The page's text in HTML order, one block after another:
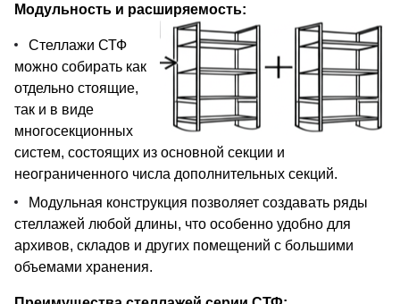
Модульность и расширяемость:
Стеллажи СТФ
можно собирать как
отдельно стоящие,
так и в виде
многосекционных
систем, состоящих из основной секции и
неограниченного числа дополнительных секций.
Модульная конструкция позволяет создавать ряды
стеллажей любой длины, что особенно удобно для
архивов, складов и других помещений с большими
объемами хранения.